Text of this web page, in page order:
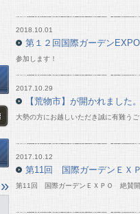
2018.10.01
第１２回国際ガーデンEXPO
参加します！
2017.10.29
【荒物市】が開かれました
大勢の方にお越しいただき誠に有難うご
2017.10.12
第11回 国際ガーデンＥＸ
第11回 国際ガーデンＥＸＰＯ 絶賛開
»